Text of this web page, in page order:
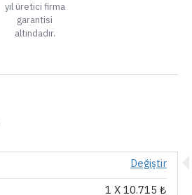
yıl üretici firma
garantisi
altındadır.
Değiştir
1 X 10.715 ₺